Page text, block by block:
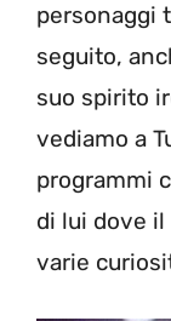
personaggi
seguito,
suo spirito
vediamo a
programmi
di lui dove
varie